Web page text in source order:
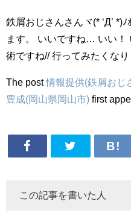
鉄屑おじさんさんヾ(* ‘Д’ *)
ます。 いいですね… いい！
術ですね// 行ってみたくな
The post情報提供(鉄屑おじ
豊成(岡山県岡山市) first
この記事を書いた人